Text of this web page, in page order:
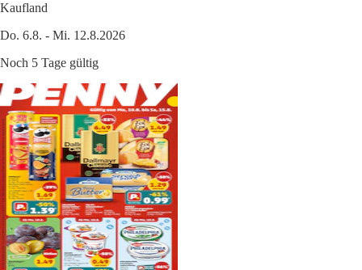
Kaufland
Do. 6.8. - Mi. 12.8.2026
Noch 5 Tage gültig